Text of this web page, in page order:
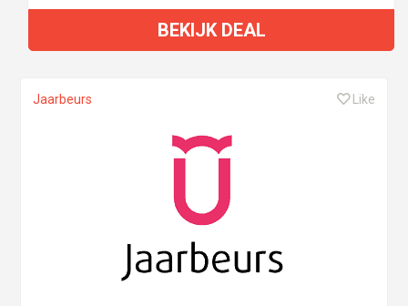
BEKIJK DEAL
Jaarbeurs Like